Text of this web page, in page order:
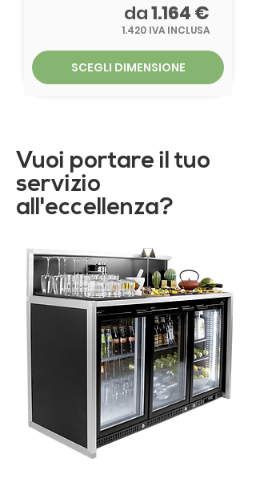
1.420 IVA INCLUSA
da1.164 €
SCEGLI DIMENSIONE
Vuoi portare il tuo
servizio
all'eccellenza?